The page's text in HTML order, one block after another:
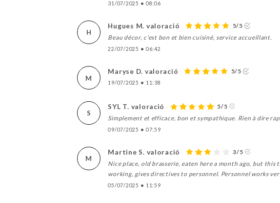
31/07/2025 • 08:06
H
Hugues M. valoració
5/5
Beau décor, c'est bon et bien cuisiné, service accueillant.
22/07/2025 • 06:42
M
Maryse D. valoració 5/5
19/07/2025 • 11:38
S
SYL T. valoració
5/5
Simplement et efficace, bon et sympathique. Rien à dire
09/07/2025 • 07:59
M
Martine S. valoració
3/5
Nice place, old brasserie, eaten here a month ago, but
working, gives directives to personnel. Personnel works
05/07/2025 • 11:59